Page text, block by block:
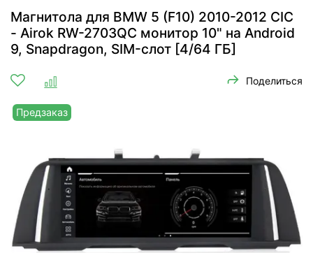
Магнитола для BMW 5 (F10) 2010-2012 CIC
- Airok RW-2703QC монитор 10" на Android
9, Snapdragon, SIM-слот [4/64 ГБ]
Поделиться
Предзаказ